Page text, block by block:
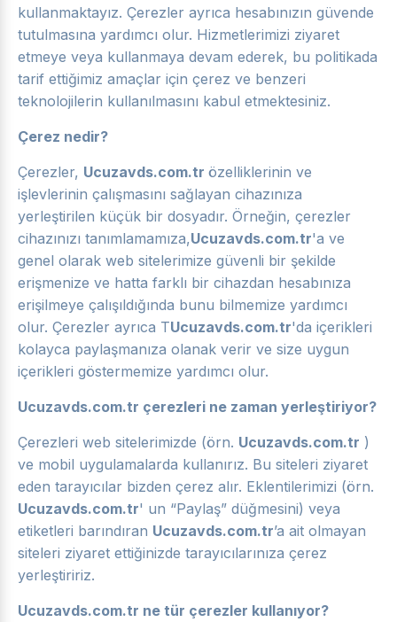
kullanmaktayız. Çerezler ayrıca hesabınızın güvende
tutulmasına yardımcı olur. Hizmetlerimizi ziyaret
etmeye veya kullanmaya devam ederek, bu politikada
tarif ettiğimiz amaçlar için çerez ve benzeri
teknolojilerin kullanılmasını kabul etmektesiniz.
Çerez nedir?
Çerezler, Ucuzavds.com.tr özelliklerinin ve
işlevlerinin çalışmasını sağlayan cihazınıza
yerleştirilen küçük bir dosyadır. Örneğin, çerezler
cihazınızı tanımlamamıza,Ucuzavds.com.tr'a ve
genel olarak web sitelerimize güvenli bir şekilde
erişmenize ve hatta farklı bir cihazdan hesabınıza
erişilmeye çalışıldığında bunu bilmemize yardımcı
olur. Çerezler ayrıca TUcuzavds.com.tr'da içerikleri
kolayca paylaşmanıza olanak verir ve size uygun
içerikleri göstermemize yardımcı olur.
Ucuzavds.com.tr çerezleri ne zaman yerleştiriyor?
Çerezleri web sitelerimizde (örn. Ucuzavds.com.tr )
ve mobil uygulamalarda kullanırız. Bu siteleri ziyaret
eden tarayıcılar bizden çerez alır. Eklentilerimizi (örn.
Ucuzavds.com.tr' un “Paylaş” düğmesini) veya
etiketleri barındıran Ucuzavds.com.tr’a ait olmayan
siteleri ziyaret ettiğinizde tarayıcılarınıza çerez
yerleştiririz.
Ucuzavds.com.tr ne tür çerezler kullanıyor?